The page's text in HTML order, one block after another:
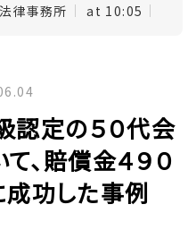
律事務所 at 10:05
認定の５０代会
、賠償金４９０
功した事例